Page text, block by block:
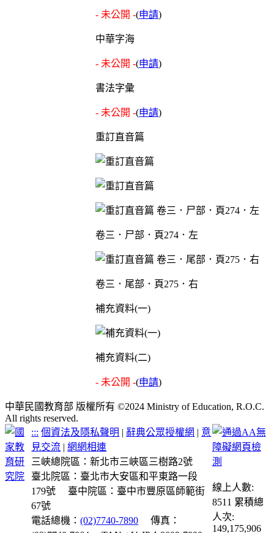
- 未公開 -(申請)
中華字海
- 未公開 -(申請)
書法字彙
- 未公開 -(申請)
重訂直音篇
卷三．尸部．頁274．左
卷三．尾部．頁275．右
補充資料(一)
補充資料(二)
- 未公開 -(申請)
中華民國教育部 版權所有 ©2024 Ministry of Education, R.O.C.
All rights reserved.
::: 個資法及隱私聲明 | 辭典公眾授權網 | 意
見交流 |網網相連
三峽總院區：新北市三峽區三樹路2號
臺北院區：臺北市大安區和平東路一段
179號
臺中院區：臺中市豐原區師範街
67號
電話總機：(02)7740-7890
傳真：
線上人數:
8511 累積總
人次:
149,175,906